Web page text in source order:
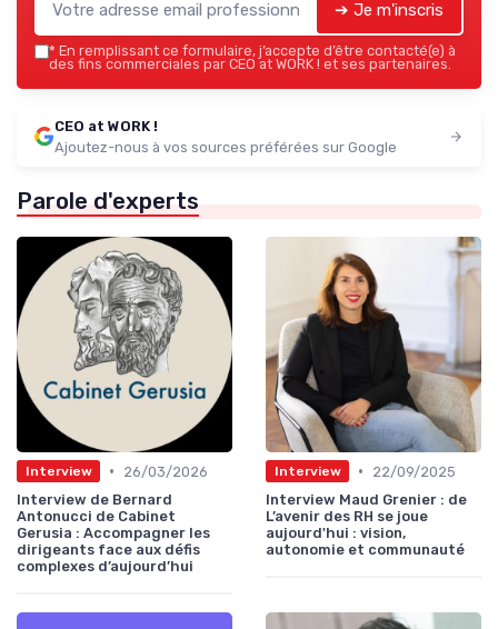
➔ Je m'inscris
* En remplissant ce formulaire, j’accepte d’être contacté(e) à
des fins commerciales par CEO at WORK ! et ses partenaires.
CEO at WORK !
Ajoutez-nous à vos sources préférées sur Google
Parole d'experts
Interview •
26/03/2026
Interview de Bernard
Antonucci de Cabinet
Gerusia : Accompagner les
dirigeants face aux défis
complexes d’aujourd’hui
Interview •
22/09/2025
Interview Maud Grenier : de
L’avenir des RH se joue
aujourd'hui : vision,
autonomie et communauté